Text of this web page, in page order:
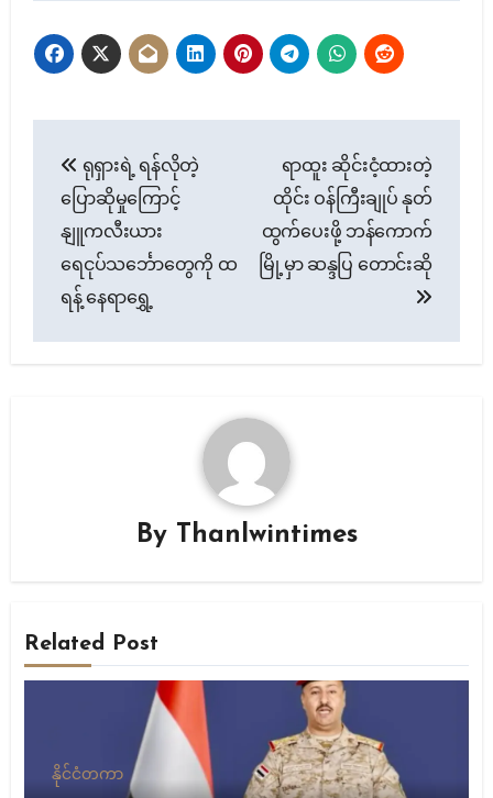
navigation
ရုရှားရဲ့ ရန်လိုတဲ့
ပြောဆိုမှုကြောင့်
နျူကလီးယား
ရေငုပ်သင်္ဘောတွေကို ထ
ရန့် နေရာရွှေ့
ရာထူး ဆိုင်းငံ့ထားတဲ့
ထိုင်း ဝန်ကြီးချုပ် နုတ်
ထွက်ပေးဖို့ ဘန်ကောက်
မြို့မှာ ဆန္ဒပြ တောင်းဆို
By Thanlwintimes
Related Post
နိုင်ငံတကာ